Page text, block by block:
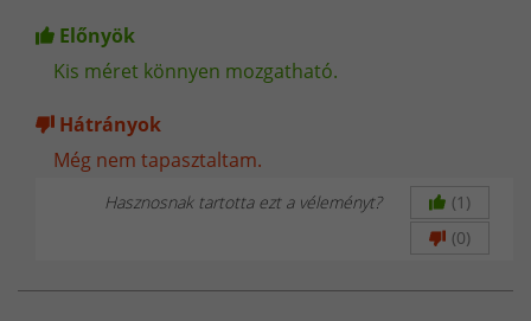
Előnyök
Kis méret könnyen mozgatható.
Hátrányok
Még nem tapasztaltam.
Hasznosnak tartotta ezt a véleményt?
(1)
(0)